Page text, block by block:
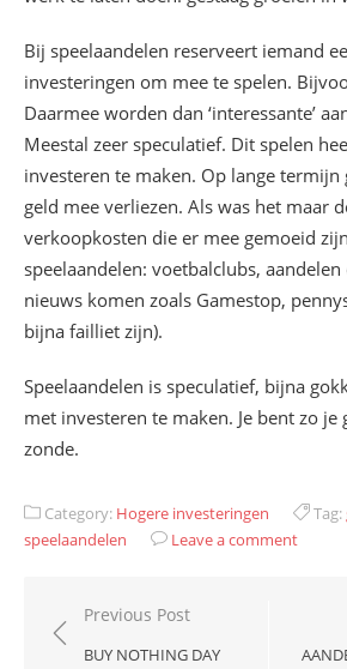
Bij speelaandelen reserveert iemand
investeringen om mee te spelen.
Daarmee worden dan ‘interessante’
Meestal zeer speculatief. Dit spelen
investeren te maken. Op lange termijn
geld mee verliezen. Als was het maar
verkoopkosten die er mee gemoeid
speelaandelen: voetbalclubs,
nieuws komen zoals Gamestop,
bijna failliet zijn).
Speelaandelen is speculatief, bijna
met investeren te maken. Je bent zo
zonde.
Category: Hogere investeringen Tag:
speelaandelen
Leave a comment
Bericht
navigatie
Previous Post
BUY NOTHING DAY